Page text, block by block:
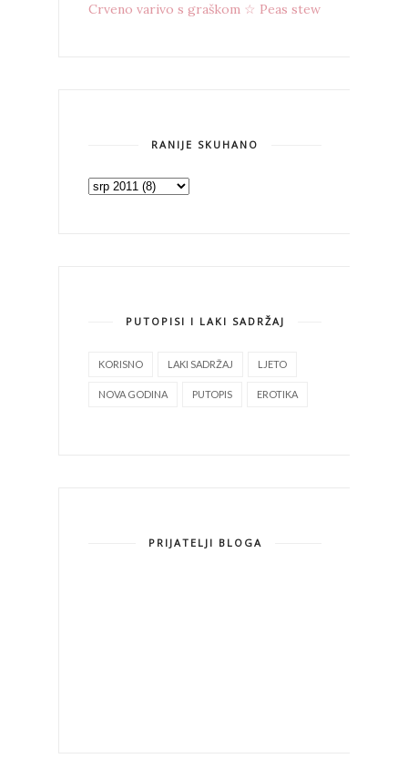
Crveno varivo s graškom ☆ Peas stew
RANIJE SKUHANO
PUTOPISI I LAKI SADRŽAJ
KORISNO LAKI SADRŽAJ LJETO
NOVA GODINA PUTOPIS EROTIKA
PRIJATELJI BLOGA